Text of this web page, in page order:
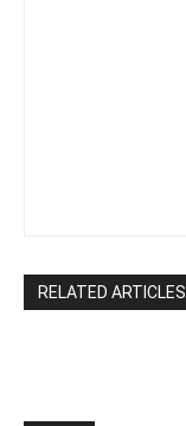
RELATED ARTICLES